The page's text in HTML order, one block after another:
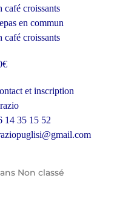
café croissants
en commun
café croissants
et inscription
14 35 15 52
Non classé